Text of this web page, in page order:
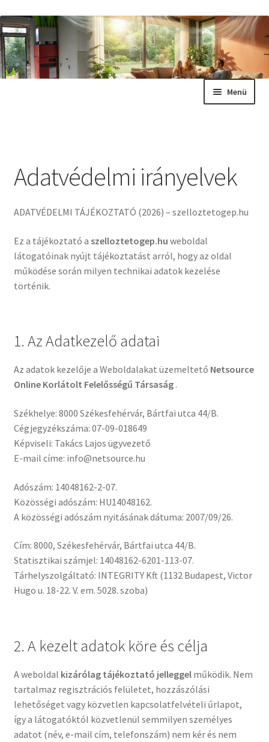
Ugrás
a
navigációhoz
Kilépés
a
tartalomba
Menü
Gépválasztás & Technológia
Légcsatorna & Szerelés
Kapcsolat & Információk
Adatvédelmi irányelvek
ADATVÉDELMI TÁJÉKOZTATÓ (2026) – szelloztetogep.hu
Ez a tájékoztató a szelloztetogep.hu weboldal
látogatóinak nyújt tájékoztatást arról, hogy az oldal
működése során milyen technikai adatok kezelése
történik.
1. Az Adatkezelő adatai
Az adatok kezelője a Weboldalakat üzemeltető Netsource
Online Korlátolt Felelősségű Társaság.
Székhelye: 8000 Székesfehérvár, Bártfai utca 44/B.
Cégjegyzékszáma: 07-09-018649
Képviseli: Takács Lajos ügyvezető
E-mail címe: info@netsource.hu
Adószám: 14048162-2-07.
Közösségi adószám: HU14048162.
A közösségi adószám nyitásának dátuma: 2007/09/26.
Cím: 8000, Székesfehérvár, Bártfai utca 44/B.
Statisztikai számjel: 14048162-6201-113-07.
Tárhelyszolgáltató: INTEGRITY Kft (1132 Budapest, Victor
Hugo u. 18-22. V. em. 5028. szoba)
2. A kezelt adatok köre és célja
A weboldal kizárólag tájékoztató jelleggelműködik. Nem
tartalmaz regisztrációs felületet, hozzászólási
lehetőséget vagy közvetlen kapcsolatfelvételi űrlapot,
így a látogatóktól közvetlenül semmilyen személyes
adatot (név, e-mail cím, telefonszám) nem kér és nem